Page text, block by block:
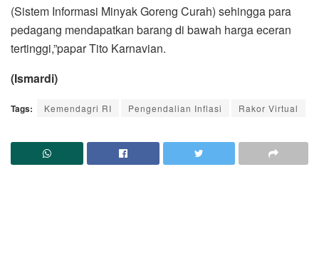
(Sistem Informasi Minyak Goreng Curah) sehingga para
pedagang mendapatkan barang di bawah harga eceran
tertinggi,”papar Tito Karnavian.
(Ismardi)
Tags: Kemendagri RI Pengendalian Inflasi Rakor Virtual